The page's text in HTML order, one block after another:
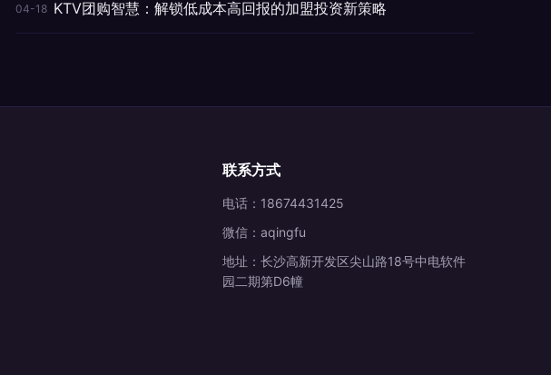
04-18 KTV团购智慧：解锁低成本高回报的加盟投资新策略
联系方式
电话：18674431425
微信：aqingfu
地址：长沙高新开发区尖山路18号中电软件
园二期第D6幢